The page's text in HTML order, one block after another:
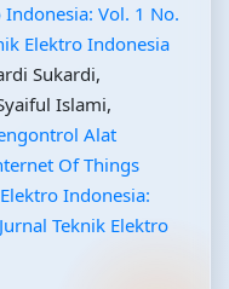
Indonesia: Vol. 1 No.
Elektro Indonesia
Sukardi,
Islami,
Alat
Of Things
Indonesia:
Teknik Elektro